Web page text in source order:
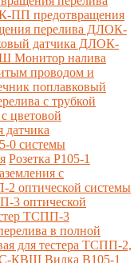
ПП предотвращения
перелива ДЛОК-
датчика ДЛОК-
Монитор налива
проводом и
поплавковый
с трубкой
цветовой
0 системы
Розетка Р105-1
с
2 оптической системы
3 оптической
ТСПП-3
в полной
для тестера ТСПП-2,
КВШ Вилка В105-1